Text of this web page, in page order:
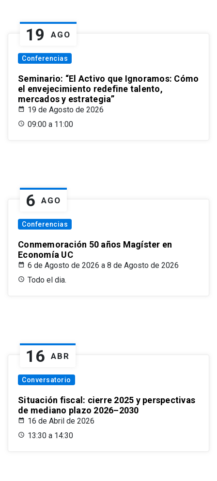
19 AGO
Conferencias
Seminario: “El Activo que Ignoramos: Cómo
el envejecimiento redefine talento,
mercados y estrategia”
19 de Agosto de 2026
09:00 a 11:00
6 AGO
Conferencias
Conmemoración 50 años Magíster en
Economía UC
6 de Agosto de 2026 a 8 de Agosto de 2026
Todo el dia.
16 ABR
Conversatorio
Situación fiscal: cierre 2025 y perspectivas
de mediano plazo 2026–2030
16 de Abril de 2026
13:30 a 14:30